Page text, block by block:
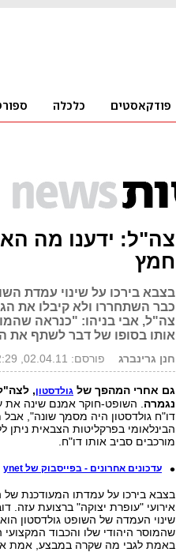
צה"ל: ידענו מה
חמץ
בצבא בירכו על שינוי עמדת
כבר השתחררו ולא קיבלו את
צה"ל, אבי בניהו: "כנראה
אותו בסופו של דבר לשתף
חנן גרינברג פורסם: 02.04.11, 22:29
גם אחרי המהפך של גולדסטון,
נגמרה. השופט-חוקר אמנם שינה את
הבינלאומי בפרקליטות הצבאית ניתן
מורכבים סביב אותו דו"ח.
עדכונים אחרונים - בפייסבוק של ynet
בצבא בירכו על עמדתו המעודכנת של
שינוי העמדה של השופט גולדסטון
שהמוסר היהודי שלו והכבוד
באמת לגבי מה שקרה במבצע, אמת